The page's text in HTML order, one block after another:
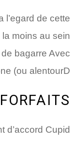
l’egard de cette
moins au sein
bagarre Avec
(ou alentourD
d’accord Cupid